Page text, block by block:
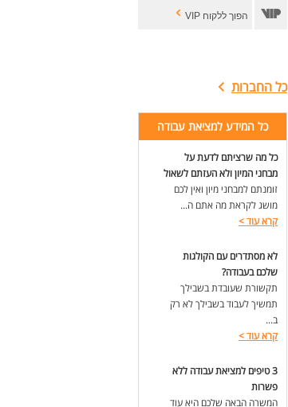
הפוך ללקוח VIP
כל החברות
כל המידע למציאת עבודה
כל מה שרציתם לדעת על
מבחני המיון ולא העזתם לשאול
זומנתם למבחני מיון ואין לכם
מושג לקראת מה אתם ה...
קרא עוד>
לא מסתדרים עם הקולגות
שלכם בעבודה?
תקשורת שעובדת בשבילך
תמשיך לעבוד בשבילך לא רק
ב...
קרא עוד>
3 טיפים למציאת עבודה ללא
פשרות
המשרה הבאה שלכם היא עוד